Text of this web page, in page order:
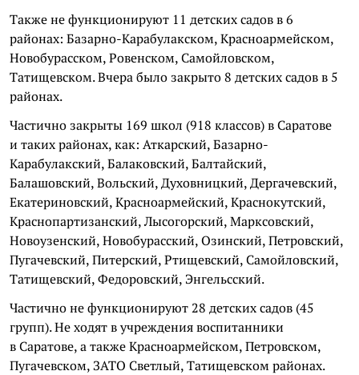
Также не функционируют 11 детских садов в 6
районах: Базарно-Карабулакском, Красноармейском,
Новобурасском, Ровенском, Самойловском,
Татищевском. Вчера было закрыто 8 детских садов в 5
районах.
Частично закрыты 169 школ (918 классов) в Саратове
и таких районах, как: Аткарский, Базарно-
Карабулакский, Балаковский, Балтайский,
Балашовский, Вольский, Духовницкий, Дергачевский,
Екатериновский, Красноармейский, Краснокутский,
Краснопартизанский, Лысогорский, Марксовский,
Новоузенский, Новобурасский, Озинский, Петровский,
Пугачевский, Питерский, Ртищевский, Самойловский,
Татищевский, Федоровский, Энгельсский.
Частично не функционируют 28 детских садов (45
групп). Не ходят в учреждения воспитанники
в Саратове, а также Красноармейском, Петровском,
Пугачевском, ЗАТО Светлый, Татищевском районах.